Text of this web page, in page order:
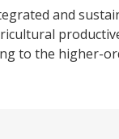
and
to the higher-